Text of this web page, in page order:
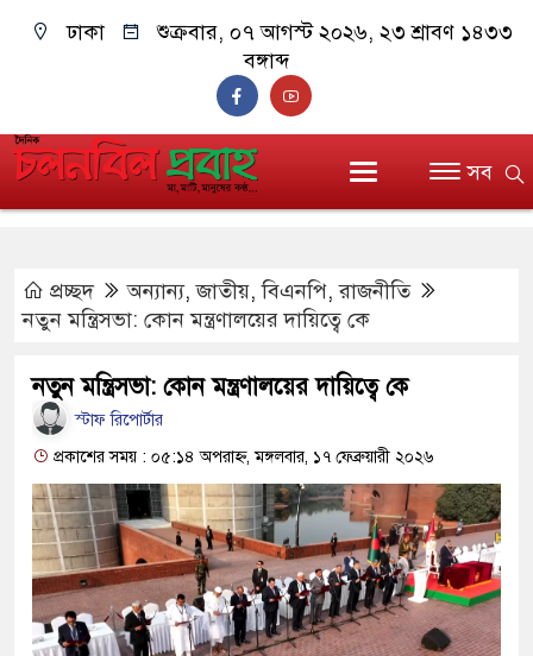
ঢাকা
শুক্রবার, ০৭ আগস্ট ২০২৬, ২৩ শ্রাবণ ১৪৩৩
বঙ্গাব্দ
সব
প্রচ্ছদ অন্যান্য,জাতীয়,বিএনপি,রাজনীতি
নতুন মন্ত্রিসভা: কোন মন্ত্রণালয়ের দায়িত্বে কে
নতুন মন্ত্রিসভা: কোন মন্ত্রণালয়ের দায়িত্বে কে
স্টাফ রিপোর্টার
প্রকাশের সময় : ০৫:১৪ অপরাহ্ন, মঙ্গলবার, ১৭ ফেব্রুয়ারী ২০২৬